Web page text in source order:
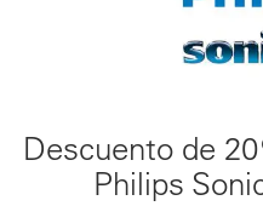
Descuento de
Philips